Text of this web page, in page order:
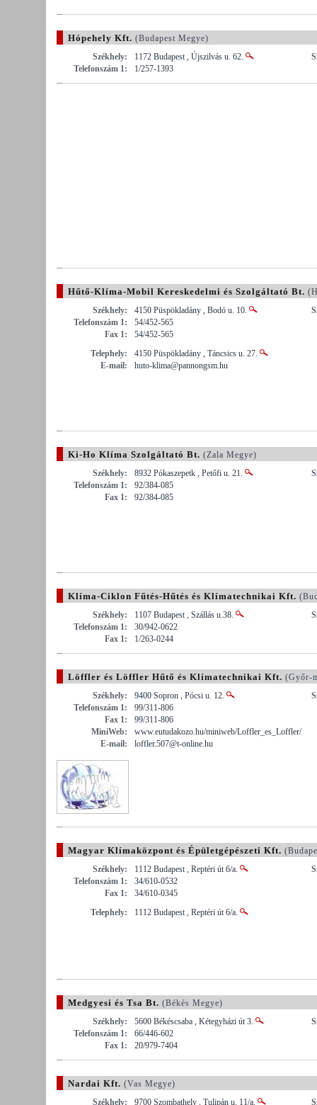
Hópehely Kft. (Budapest Megye)
Székhely:
1172 Budapest , Újszilvás u. 62.
Telefonszám 1:
1/257-1393
Hűtő-Klíma-Mobil Kereskedelmi és Szolgáltató Bt.
Székhely:
4150 Püspökladány , Bodó u. 10.
Telefonszám 1:
54/452-565
Fax 1:
54/452-565
Telephely:
4150 Püspökladány , Táncsics u. 27.
E-mail:
huto-klima@pannongsm.hu
Ki-Ho Klíma Szolgáltató Bt. (Zala Megye)
Székhely:
8932 Pókaszepetk , Petőfi u. 21.
Telefonszám 1:
92/384-085
Fax 1:
92/384-085
Klíma-Ciklon Fűtés-Hűtés és Klímatechnikai Kft.
Székhely:
1107 Budapest , Szállás u.38.
Telefonszám 1:
30/942-0622
Fax 1:
1/263-0244
Löffler és Löffler Hűtő és Klímatechnikai Kft. (Győr-
Székhely:
9400 Sopron , Pócsi u. 12.
Telefonszám 1:
99/311-806
Fax 1:
99/311-806
MiniWeb:
www.eutudakozo.hu/miniweb/Loffler_es_Loffler/
E-mail:
loffler.507@t-online.hu
Magyar Klímaközpont és Épületgépészeti Kft.
Székhely:
1112 Budapest , Reptéri út 6/a.
Telefonszám 1:
34/610-0532
Fax 1:
34/610-0345
Telephely:
1112 Budapest , Reptéri út 6/a.
Medgyesi és Tsa Bt. (Békés Megye)
Székhely:
5600 Békéscsaba , Kétegyházi út 3.
Telefonszám 1:
66/446-602
Fax 1:
20/979-7404
Nardai Kft. (Vas Megye)
Székhely:
9700 Szombathely , Tulipán u. 11/a.